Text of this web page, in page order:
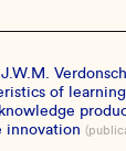
of
innovation